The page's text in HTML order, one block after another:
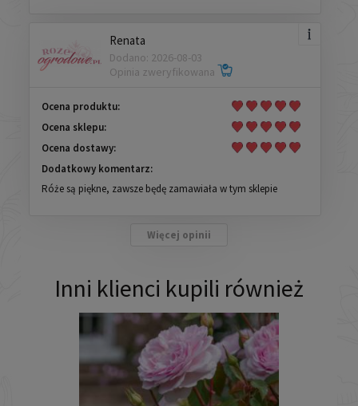
Renata
Dodano: 2026-08-03
Opinia zweryfikowana
Ocena produktu:
Ocena sklepu:
Ocena dostawy:
Dodatkowy komentarz:
Róże są piękne, zawsze będę zamawiała w tym sklepie
Więcej opinii
Inni klienci kupili również